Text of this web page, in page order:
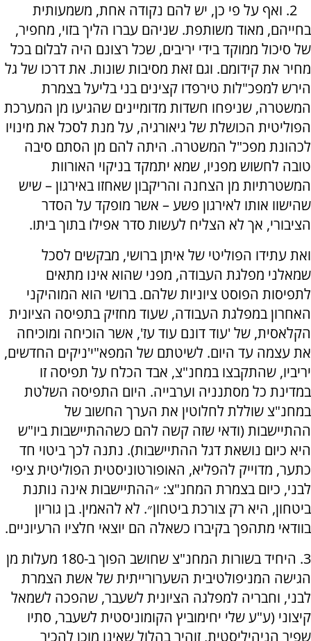
2. ואף על פי כן, יש להם נקודה אחת, משמעותית
בחייהם, מאוד משותפת. שניהם עברו הליך בזוי, מחפיר,
של סיכול ממוקד בידי יריבים, שכל רצונם היה לבלום בכל
מחיר את קידומם. וגם זאת מסיבות שונות. את דרכו של גל
הירש למפכ"לות טירפדו קצינים בני בליעל בצמרת
המשטרה, שניפחו חשדות מדומיינים שהגיעו מן המערכת
הפוליטית הכושלת של גיאורגיה, על מנת לסכל את מינויו
לכהונת מפכ"ל המשטרה. היתה להם מן הסתם סיבה
טובה לחשוש מפניו, שמא יתמקד בניקוי האורוות
המשטרתיות מן הצחנה והריקבון שאחזו באירגון – שיש
שהישוו אותו לאירגון פשע – אשר מופקד על הסדר
הציבורי, אך לא הצליח לעשות סדר אפילו בתוך ביתו.
ואת עתידו הפוליטי של איתן ברושי, מבקשים לסכל
שמאלני מפלגת העבודה, מפני שהוא אינו מתאים
לתפיסות הפוסט ציוניות שלהם. ברושי הוא המוהיקני
האחרון במפלגת העבודה, שעוד מחזיק בתפיסה הציונית
הקלאסית, של 'עוד דונם עוד עז', אשר הוכיחה ומוכיחה
את עצמה עד היום. לשיטתם של המפא"י'ניקים החדשים,
יריביו, שהתקבצו במחנ"צ, אבד הכלח על תפיסה זו
במדינת כל מסתנניה וערבייה. היום התפיסה השלטת
במחנ"צ שוללת לחלוטין את הערך החשוב של
ההתיישבות (ודאי שזה קשה להם כשההתיישבות ביו"ש
היא כיום נושאת דגל ההתיישבות). נתנה לכך ביטוי חד
כתער, מדוייק להפליא, האופורטוניסטית הפוליטית ציפי
לבני, כיום בצמרת המחנ"צ: ״ההתיישבות אינה נותנת
ביטחון, היא רק צורכת ביטחון״. לא להאמין. בן גוריון
בוודאי מתהפך בקיברו כשאלה הם יוצאי חלציו הרעיוניים.
3. היחיד בשורות המחנ"צ שחושב הפוך ב-180 מעלות מן
הגישה המניפולטיבית השערורייתית של אשת הצמרת
לבני, וחבריה למפלגה הציונית לשעבר, שהפכה לשמאל
קיצוני (ע"ע שלי יחימוביץ הקומוניסטית לשעבר, סתיו
שפיר הניהיליסטית, זוהיר בהלול שאינו מוכן להכיר